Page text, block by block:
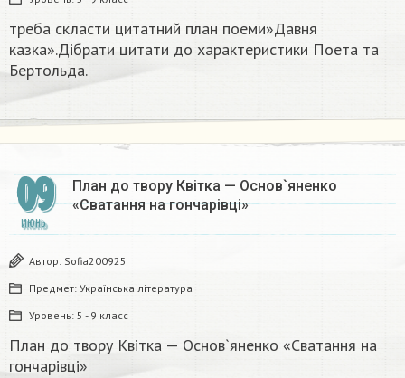
треба скласти цитатний план поеми»Давня
казка».Дібрати цитати до характеристики Поета та
Бертольда.​
09
ИЮНЬ
План до твору Квітка — Основ`яненко
«Сватання на гончарівці»
Автор: Sofia200925
Предмет: Українська література
Уровень: 5 - 9 класс
План до твору Квітка — Основ`яненко «Сватання на
гончарівці»